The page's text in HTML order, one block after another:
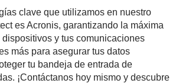
clave que utilizamos en nuestro
es Acronis, garantizando la máxima
dispositivos y tus comunicaciones
más para asegurar tus datos
tu bandeja de entrada de
¡Contáctanos hoy mismo y descubre